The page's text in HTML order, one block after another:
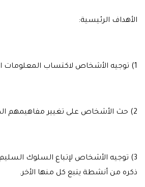
الأهداف الرئيسية:
1) توجيه الأشخاص لاكتساب المعلومات الصحية.
2) حث الأشخاص على تغيير مفاهيمهم الصحية.
3) توجيه الأشخاص لإتباع السلوك
ذكره من أنشطة يتبع كل منها الأخر.